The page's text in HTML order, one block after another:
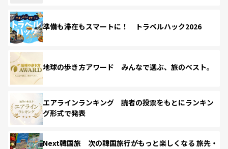
準備も滞在もスマートに！ トラベルハック2026
地球の歩き方アワード みんなで選ぶ、旅のベスト。
エアラインランキング 読者の投票をもとにランキン
グ形式で発表
Next韓国旅 次の韓国旅行がもっと楽しくなる 旅先・